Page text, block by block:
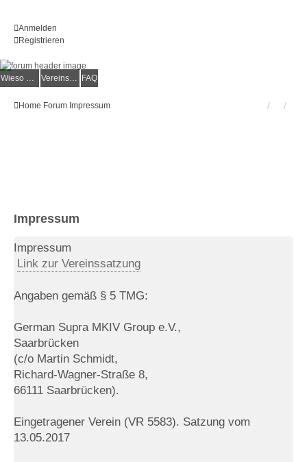
Anmelden
Registrieren
Wieso der e.V.? Vereinsmitglied werden FAQ
Home Forum Impressum
Impressum
Impressum
Link zur Vereinssatzung
Angaben gemäß § 5 TMG:
German Supra MKIV Group e.V.,
Saarbrücken
(c/o Martin Schmidt,
Richard-Wagner-Straße 8,
66111 Saarbrücken).
Eingetragener Verein (VR 5583). Satzung vom
13.05.2017